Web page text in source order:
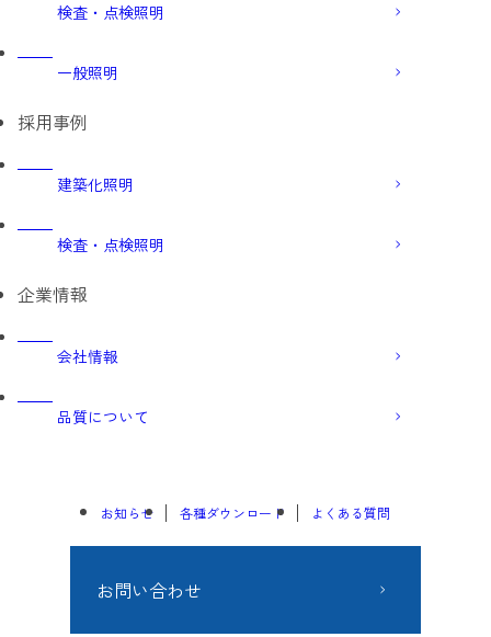
検査・点検照明
一般照明
採用事例
建築化照明
検査・点検照明
企業情報
会社情報
品質について
お知らせ 各種ダウンロード よくある質問
お問い合わせ